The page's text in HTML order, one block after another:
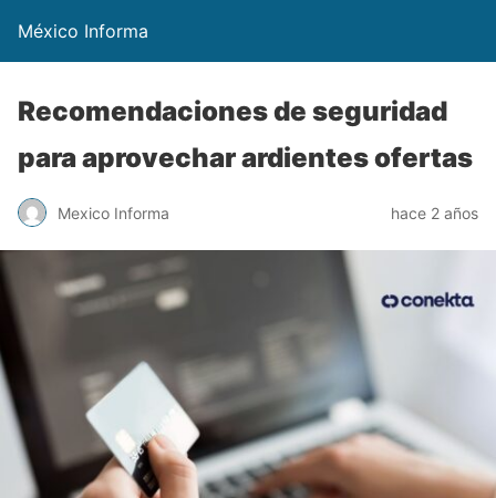
México Informa
Recomendaciones de seguridad
para aprovechar ardientes ofertas
Mexico Informa hace 2 años